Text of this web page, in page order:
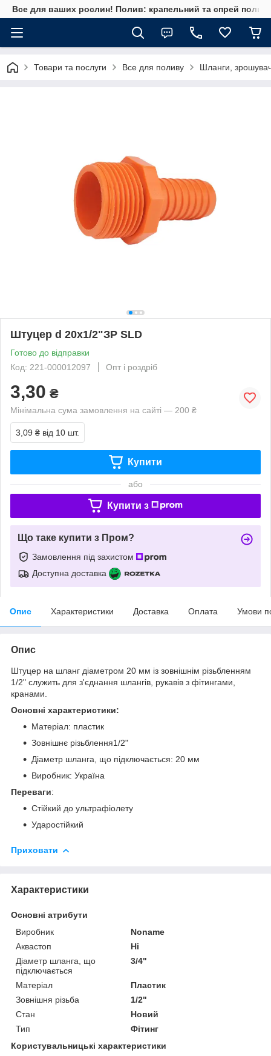
Все для ваших рослин! Полив: крапельний та спрей полив,
Товари та послуги Все для поливу Шланги,
Штуцер d 20х1/2"ЗР SLD
Готово до відправки
Код: 221-000012097
Опт і роздріб
3,30 ₴
Мінімальна сума замовлення на сайті — 200 ₴
3,09 ₴ від 10 шт.
Купити
або
Купити з
Що таке купити з Пром?
Замовлення під захистом
Доступна доставка
Опис Характеристики Доставка Оплата Умови
Опис
Штуцер на шланг діаметром 20 мм із зовнішнім різьбленням
1/2" служить для з'єднання шлангів, рукавів з фітингами,
кранами.
Основні характеристики:
Матеріал: пластик
Зовнішнє різьблення1/2"
Діаметр шланга, що підключається: 20 мм
Виробник: Україна
Переваги:
Стійкий до ультрафіолету
Ударостійкий
Приховати
Характеристики
Основні атрибути
Виробник
Noname
Аквастоп
Ні
Діаметр шланга, що
підключається
3/4"
Матеріал
Пластик
Зовнішня різьба
1/2"
Стан
Новий
Тип
Фітинг
Користувальницькі характеристики